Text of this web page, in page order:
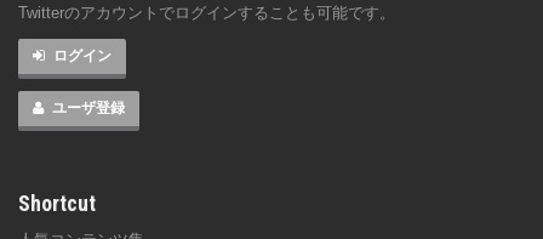
Twitterのアカウントでログインすることも可能です。
ログイン
ユーザ登録
Shortcut